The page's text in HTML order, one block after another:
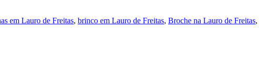
em Lauro de Freitas, brinco em Lauro de Freitas, Broche na Lauro de Freitas,